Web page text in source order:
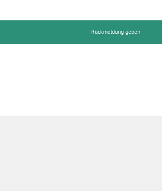
Rückmeldung geben